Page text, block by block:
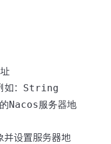
： String
服务器地
并设置服务器地